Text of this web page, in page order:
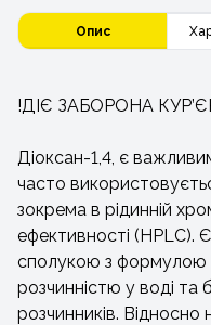
Опис
!ДІЄ ЗАБОРОНА
Діоксан-1,4, є
часто
зокрема в рідинній
ефективності (HPLC).
сполукою з формулою
розчинністю у воді та
розчинників.